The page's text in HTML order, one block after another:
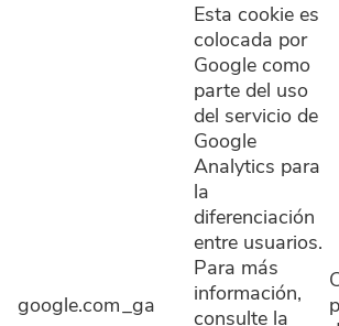
google.com_ga
Esta cookie es
colocada por
Google como
parte del uso
del servicio de
Google
Analytics para
la
diferenciación
entre usuarios.
Para más
información,
consulte la